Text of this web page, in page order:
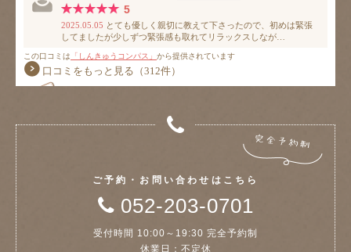
ご予約・お問い合わせはこちら
052-203-0701
受付時間 10:00～19:30 完全予約制
休業日：不定休